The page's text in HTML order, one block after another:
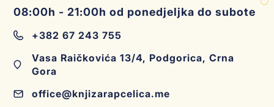
08:00h - 21:00h od ponedjeljka do subote
+382 67 243 755
Vasa Raičkovića 13/4, Podgorica, Crna
Gora
office@knjizarapcelica.me